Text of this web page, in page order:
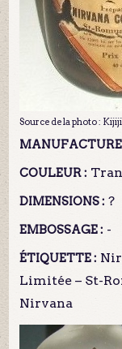
Source de la photo : Kijiji
MANUFACTURE
COULEUR :
DIMENSIONS : ?
EMBOSSAGE : -
ÉTIQUETTE :
Limitée – St-
Nirvana